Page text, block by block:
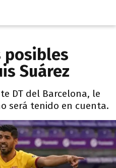
posibles
Suárez
DT del Barcelona, le
será tenido en cuenta.